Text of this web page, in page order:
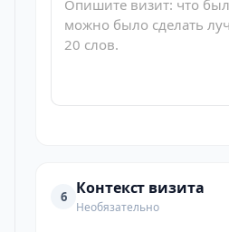
6 Контекст визита
Необязательно